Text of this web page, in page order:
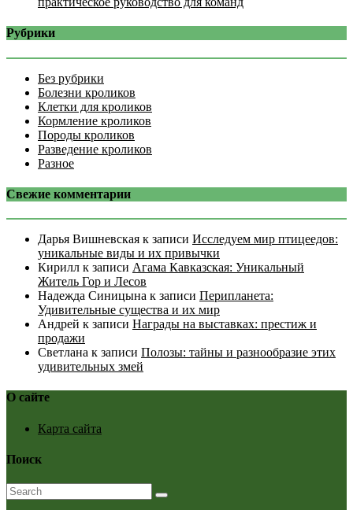
Рубрики
Без рубрики
Болезни кроликов
Клетки для кроликов
Кормление кроликов
Породы кроликов
Разведение кроликов
Разное
Свежие комментарии
Дарья Вишневская к записи Исследуем мир птицеедов:
уникальные виды и их привычки
Кирилл к записи Агама Кавказская: Уникальный
Житель Гор и Лесов
Надежда Синицына к записи Перипланета:
Удивительные существа и их мир
Андрей к записи Награды на выставках: престиж и
продажи
Светлана к записи Полозы: тайны и разнообразие этих
удивительных змей
О сайте
Карта сайта
Поиск